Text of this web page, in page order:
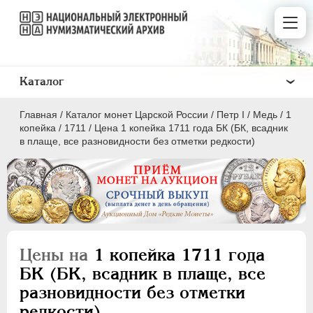
Главная / Каталог монет Царской России / Пeтр I / Медь / 1
копейка / 1711 / Цена 1 копейка 1711 года БК (БК, всадник
в плаще, все разновидности без отметки редкости)
Цены на 1 копейка 1711 года
БК (БК, всадник в плаще, все
разновидности без отметки
Каталог
ПEТР I 1699 - 1725
Серебро
Медь
5 копеек